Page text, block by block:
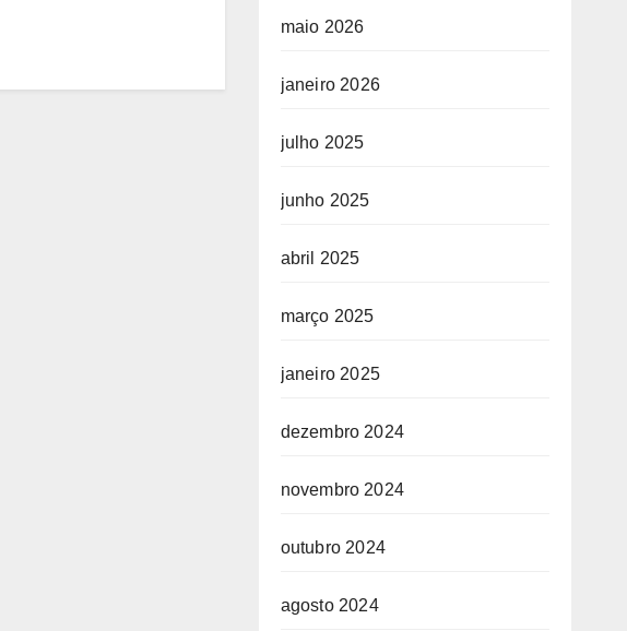
maio 2026
janeiro 2026
julho 2025
junho 2025
abril 2025
março 2025
janeiro 2025
dezembro 2024
novembro 2024
outubro 2024
agosto 2024